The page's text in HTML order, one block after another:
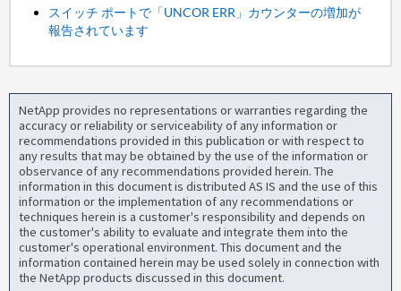
スイッチ ポートで「UNCOR ERR」カウンターの増加が
報告されています
NetApp provides no representations or warranties regarding the
accuracy or reliability or serviceability of any information or
recommendations provided in this publication or with respect to
any results that may be obtained by the use of the information or
observance of any recommendations provided herein. The
information in this document is distributed AS IS and the use of this
information or the implementation of any recommendations or
techniques herein is a customer's responsibility and depends on
the customer's ability to evaluate and integrate them into the
customer's operational environment. This document and the
information contained herein may be used solely in connection with
the NetApp products discussed in this document.